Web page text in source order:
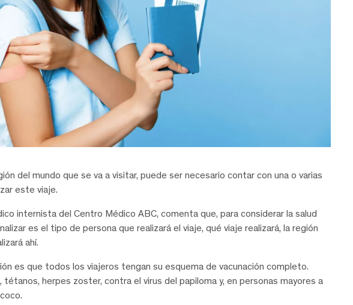
del mundo que se va a visitar, puede ser necesario contar con una o varias
este viaje.
internista del Centro Médico ABC, comenta que, para considerar la salud
es el tipo de persona que realizará el viaje, qué viaje realizará, la región
ahí.
es que todos los viajeros tengan su esquema de vacunación completo.
tétanos, herpes zoster, contra el virus del papiloma y, en personas mayores a